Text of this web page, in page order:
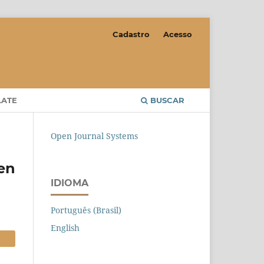
BUSCAR
Cadastro Acesso
Open Journal Systems
IDIOMA
Português (Brasil)
English